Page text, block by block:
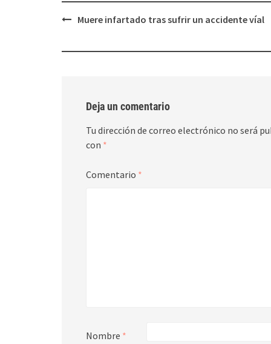
PostMuere infartado tras sufrir un accidente víal
Deja un comentario
Tu dirección de correo electrónico no será
con *
Comentario *
Nombre *